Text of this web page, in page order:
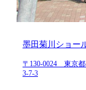
墨田菊川ショー
〒130-0024 東京都
3-7-3